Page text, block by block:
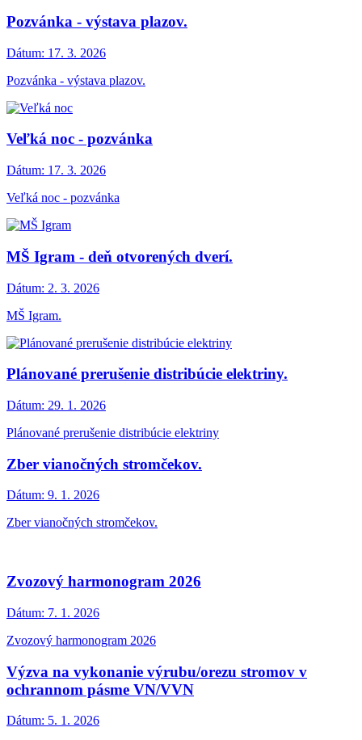
Pozvánka - výstava plazov.
Dátum: 17. 3. 2026
Pozvánka - výstava plazov.
Veľká noc - pozvánka
Dátum: 17. 3. 2026
Veľká noc - pozvánka
MŠ Igram - deň otvorených dverí.
Dátum: 2. 3. 2026
MŠ Igram.
Plánované prerušenie distribúcie elektriny.
Dátum: 29. 1. 2026
Plánované prerušenie distribúcie elektriny
Zber vianočných stromčekov.
Dátum: 9. 1. 2026
Zber vianočných stromčekov.
Zvozový harmonogram 2026
Dátum: 7. 1. 2026
Zvozový harmonogram 2026
Výzva na vykonanie výrubu/orezu stromov v
ochrannom pásme VN/VVN
Dátum: 5. 1. 2026